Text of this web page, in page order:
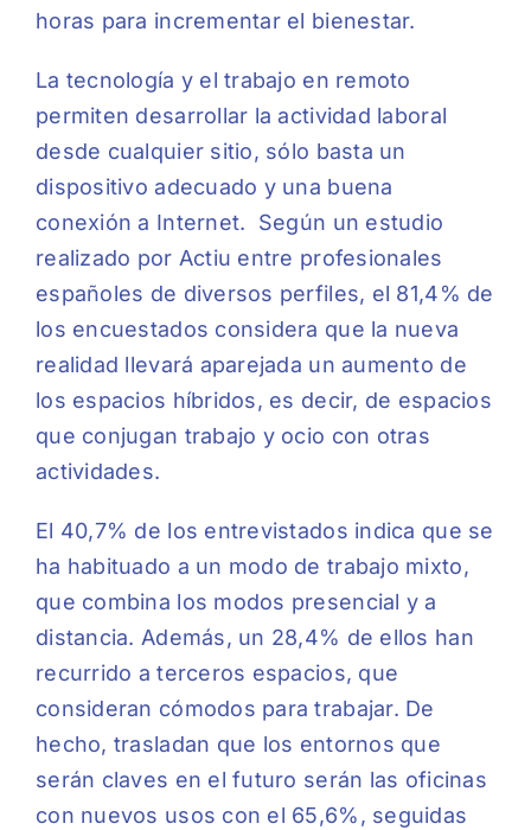
horas para incrementar el bienestar.
La tecnología y el trabajo en remoto
permiten desarrollar la actividad laboral
desde cualquier sitio, sólo basta un
dispositivo adecuado y una buena
conexión a Internet. Según un estudio
realizado por Actiu entre profesionales
españoles de diversos perfiles, el 81,4% de
los encuestados considera que la nueva
realidad llevará aparejada un aumento de
los espacios híbridos, es decir, de espacios
que conjugan trabajo y ocio con otras
actividades.
El 40,7% de los entrevistados indica que se
ha habituado a un modo de trabajo mixto,
que combina los modos presencial y a
distancia. Además, un 28,4% de ellos han
recurrido a terceros espacios, que
consideran cómodos para trabajar. De
hecho, trasladan que los entornos que
serán claves en el futuro serán las oficinas
con nuevos usos con el 65,6%, seguidas